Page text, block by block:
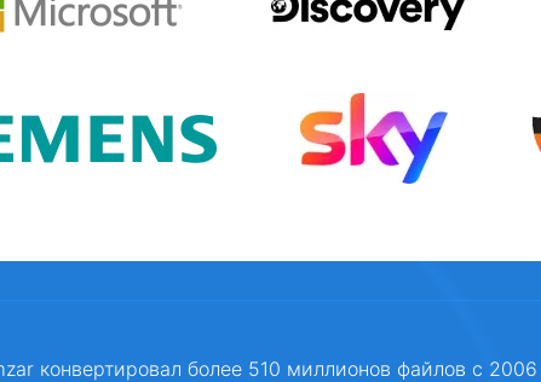
конвертировал более 510 миллионов файлов с 2006